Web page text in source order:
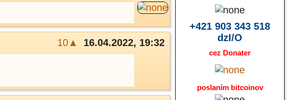
10▲
16.04.2022, 19:32
+421 903 343 518
dzI/O
cez Donater
poslaním bitcoinov